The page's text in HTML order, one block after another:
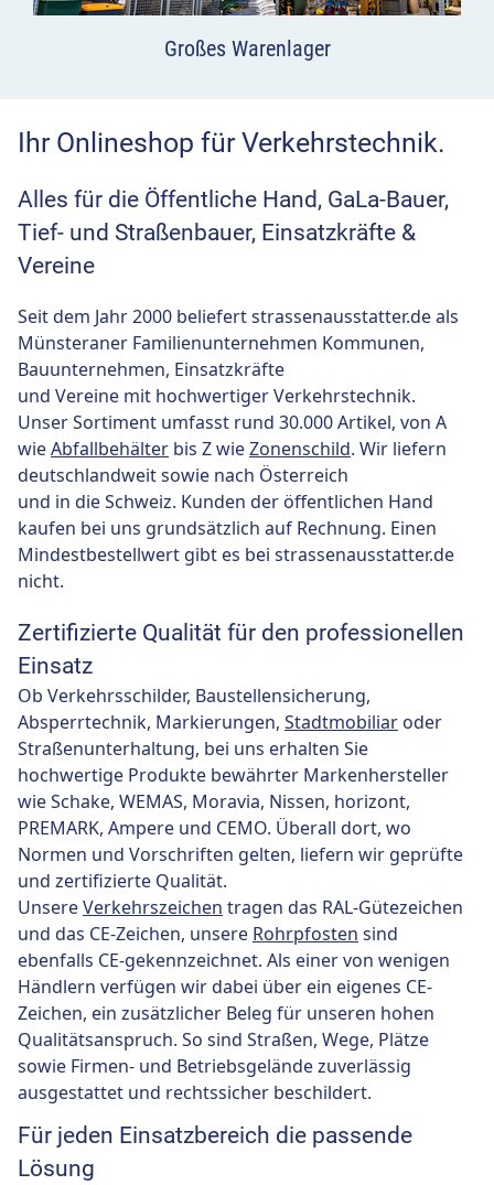
Großes Warenlager
Ihr Onlineshop für Verkehrstechnik.
Alles für die Öffentliche Hand, GaLa-Bauer,
Tief- und Straßenbauer, Einsatzkräfte &
Vereine
Seit dem Jahr 2000 beliefert strassenausstatter.de als
Münsteraner Familienunternehmen Kommunen,
Bauunternehmen, Einsatzkräfte
und Vereine mit hochwertiger Verkehrstechnik.
Unser Sortiment umfasst rund 30.000 Artikel, von A
wieAbfallbehälter bis Z wieZonenschild. Wir liefern
deutschlandweit sowie nach Österreich
und in die Schweiz. Kunden der öffentlichen Hand
kaufen bei uns grundsätzlich auf Rechnung. Einen
Mindestbestellwert gibt es bei strassenausstatter.de
nicht.
Zertifizierte Qualität für den professionellen
Einsatz
Ob Verkehrsschilder, Baustellensicherung,
Absperrtechnik, Markierungen, Stadtmobiliar oder
Straßenunterhaltung, bei uns erhalten Sie
hochwertige Produkte bewährter Markenhersteller
wie Schake, WEMAS, Moravia, Nissen, horizont,
PREMARK, Ampere und CEMO. Überall dort, wo
Normen und Vorschriften gelten, liefern wir geprüfte
und zertifizierte Qualität.
UnsereVerkehrszeichen tragen das RAL-Gütezeichen
und das CE-Zeichen, unsere Rohrpfosten sind
ebenfalls CE-gekennzeichnet. Als einer von wenigen
Händlern verfügen wir dabei über ein eigenes CE-
Zeichen, ein zusätzlicher Beleg für unseren hohen
Qualitätsanspruch. So sind Straßen, Wege, Plätze
sowie Firmen- und Betriebsgelände zuverlässig
ausgestattet und rechtssicher beschildert.
Für jeden Einsatzbereich die passende
Lösung